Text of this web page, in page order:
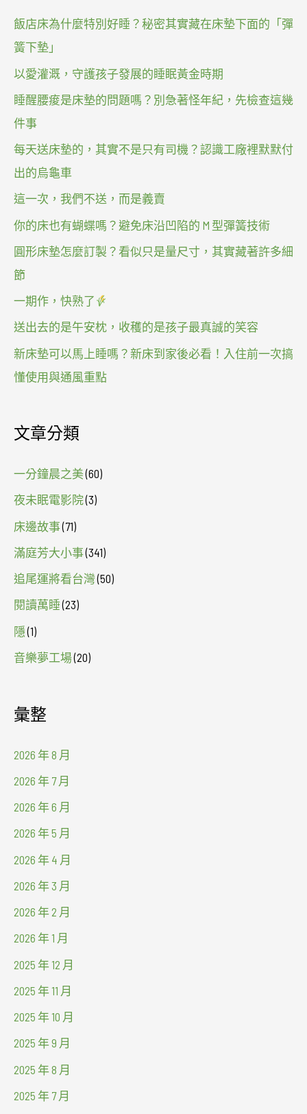
飯店床為什麼特別好睡？秘密其實藏在床墊下面的「彈
簧下墊」
以愛灌溉，守護孩子發展的睡眠黃金時期
睡醒腰痠是床墊的問題嗎？別急著怪年紀，先檢查這幾
件事
每天送床墊的，其實不是只有司機？認識工廠裡默默付
出的烏龜車
這一次，我們不送，而是義賣
你的床也有蝴蝶嗎？避免床沿凹陷的 M 型彈簧技術
圓形床墊怎麼訂製？看似只是量尺寸，其實藏著許多細
節
一期作，快熟了
送出去的是午安枕，收穫的是孩子最真誠的笑容
新床墊可以馬上睡嗎？新床到家後必看！入住前一次搞
懂使用與通風重點
文章分類
一分鐘晨之美(60)
夜未眠電影院(3)
床邊故事(71)
滿庭芳大小事(341)
追尾運將看台灣(50)
閱讀萬睡(23)
隱(1)
音樂夢工場(20)
彙整
2026 年 8 月
2026 年 7 月
2026 年 6 月
2026 年 5 月
2026 年 4 月
2026 年 3 月
2026 年 2 月
2026 年 1 月
2025 年 12 月
2025 年 11 月
2025 年 10 月
2025 年 9 月
2025 年 8 月
2025 年 7 月